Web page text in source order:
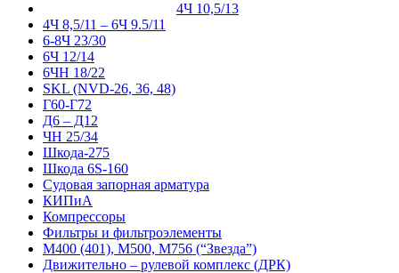
4Ч 10,5/13
4Ч 8,5/11 – 6Ч 9.5/11
6-8Ч 23/30
6Ч 12/14
6ЧН 18/22
SKL (NVD-26, 36, 48)
Г60-Г72
Д6 – Д12
ЧН 25/34
Шкода-275
Шкода 6S-160
Судовая запорная арматура
КИПиА
Компрессоры
Фильтры и фильтроэлементы
М400 (401), М500, М756 (“Звезда”)
Движительно – рулевой комплекс (ДРК)